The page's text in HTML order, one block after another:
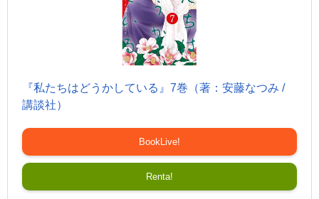
『私たちはどうかしている』7巻（著：安藤なつみ /
講談社）
BookLive!
Renta!